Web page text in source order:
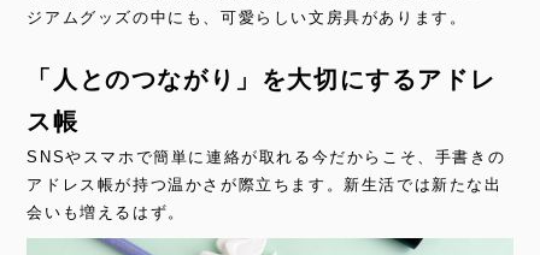
ジアムグッズの中にも、可愛らしい文房具があります。
「人とのつながり」を大切にするアドレ
ス帳
SNSやスマホで簡単に連絡が取れる今だからこそ、手書きの
アドレス帳が持つ温かさが際立ちます。新生活では新たな出
会いも増えるはず。